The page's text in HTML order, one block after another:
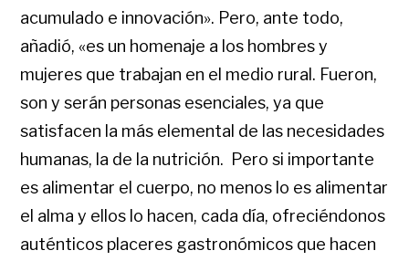
acumulado e innovación». Pero, ante todo,
añadió, «es un homenaje a los hombres y
mujeres que trabajan en el medio rural. Fueron,
son y serán personas esenciales, ya que
satisfacen la más elemental de las necesidades
humanas, la de la nutrición. Pero si importante
es alimentar el cuerpo, no menos lo es alimentar
el alma y ellos lo hacen, cada día, ofreciéndonos
auténticos placeres gastronómicos que hacen